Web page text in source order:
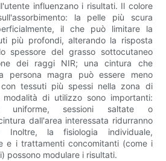
influenzano i risultati. Il colore
la pelle più scura
il che può limitare la
più profondi, alterando la risposta
spessore del grasso sottocutaneo
dei raggi NIR; una cintura che
persona magra può essere meno
tessuti più spessi nella zona di
di utilizzo sono importanti:
uniforme, sessioni saltate o
dall'area interessata ridurranno
Inoltre, la fisiologia individuale,
e i trattamenti concomitanti (come i
possono modulare i risultati.